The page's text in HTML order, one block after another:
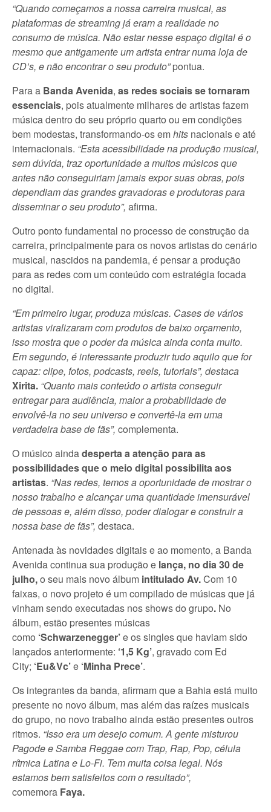
“Quando começamos a nossa carreira musical, as
plataformas de streaming já eram a realidade no
consumo de música. Não estar nesse espaço digital é o
mesmo que antigamente um artista entrar numa loja de
CD’s, e não encontrar o seu produto”pontua.
Para a Banda Avenida, as redes sociais se tornaram
essenciais, pois atualmente milhares de artistas fazem
música dentro do seu próprio quarto ou em condições
bem modestas, transformando-os emhits nacionais e até
internacionais. “Esta acessibilidade na produção musical,
sem dúvida, traz oportunidade a muitos músicos que
antes não conseguiriam jamais expor suas obras, pois
dependiam das grandes gravadoras e produtoras para
disseminar o seu produto”, afirma.
Outro ponto fundamental no processo de construção da
carreira, principalmente para os novos artistas do cenário
musical, nascidos na pandemia, é pensar a produção
para as redes com um conteúdo com estratégia focada
no digital.
“Em primeiro lugar, produza músicas. Cases de vários
artistas viralizaram com produtos de baixo orçamento,
isso mostra que o poder da música ainda conta muito.
Em segundo, é interessante produzir tudo aquilo que for
capaz: clipe, fotos, podcasts, reels, tutoriais”, destaca
Xirita. “Quanto mais conteúdo o artista conseguir
entregar para audiência, maior a probabilidade de
envolvê-la no seu universo e convertê-la em uma
verdadeira base de fãs”, complementa.
O músico aindadesperta a atenção para as
possibilidades que o meio digital possibilita aos
artistas. “Nas redes, temos a oportunidade de mostrar o
nosso trabalho e alcançar uma quantidade imensurável
de pessoas e, além disso, poder dialogar e construir a
nossa base de fãs”, destaca.
Antenada às novidades digitais e ao momento, a Banda
Avenida continua sua produção e lança, no dia 30 de
julho,o seu mais novo álbum intitulado Av.Com 10
faixas, o novo projeto é um compilado de músicas que já
vinham sendo executadas nos shows do grupo. No
álbum, estão presentes músicas
como ‘Schwarzenegger’e os singles que haviam sido
lançados anteriormente: ‘1,5 Kg’, gravado com Ed
City; ‘Eu&Vc’e ‘Minha Prece’.
Os integrantes da banda, afirmam que a Bahia está muito
presente no novo álbum, mas além das raízes musicais
do grupo, no novo trabalho ainda estão presentes outros
ritmos. “Isso era um desejo comum. A gente misturou
Pagode e Samba Reggae com Trap, Rap, Pop, célula
rítmica Latina e Lo-Fi. Tem muita coisa legal. Nós
estamos bem satisfeitos com o resultado”,
comemora Faya.